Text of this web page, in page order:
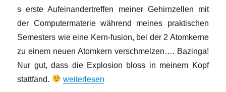
s erste Aufeinandertreffen meiner Gehirnzellen mit
der Computermaterie während meines praktischen
Semesters wie eine Kern-fusion, bei der 2 Atomkerne
zu einem neuen Atomkern verschmelzen…. Bazinga!
Nur gut, dass die Explosion bloss in meinem Kopf
stattfand.
„Blockgrafik, RAM-Diät und Bandsalat“
weiterlesen